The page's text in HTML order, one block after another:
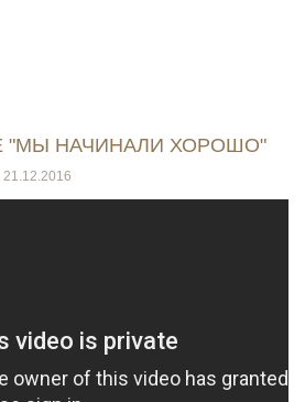
"МЫ НАЧИНАЛИ ХОРОШО"
21.12.2016